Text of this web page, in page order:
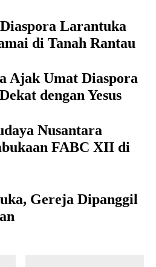
Larantuka
di Tanah Rantau
Ajak Umat Diaspora
dengan Yesus
Nusantara
FABC XII di
Gereja Dipanggil